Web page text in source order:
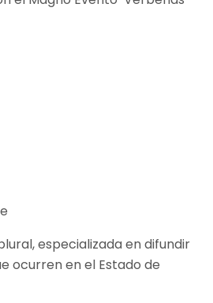
especializada en difundir
ocurren en el Estado de